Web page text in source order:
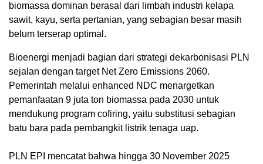
biomassa dominan berasal dari limbah industri kelapa
sawit, kayu, serta pertanian, yang sebagian besar masih
belum terserap optimal.
‎Bioenergi menjadi bagian dari strategi dekarbonisasi PLN
sejalan dengan target Net Zero Emissions 2060.
Pemerintah melalui enhanced NDC menargetkan
pemanfaatan 9 juta ton biomassa pada 2030 untuk
mendukung program cofiring, yaitu substitusi sebagian
batu bara pada pembangkit listrik tenaga uap.
‎PLN EPI mencatat bahwa hingga 30 November 2025